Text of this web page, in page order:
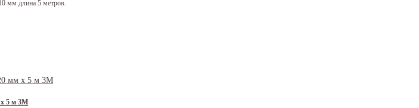
мм длина 5 метров.
5 м 3M